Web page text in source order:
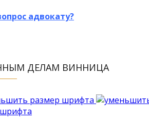
адвокату?
ДЕЛАМ ВИННИЦА
размер шрифта